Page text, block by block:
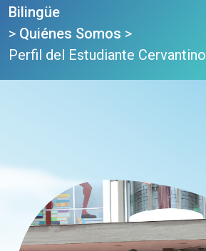
Bilingüe
> Quiénes Somos >
Perfil del Estudiante Cervantino